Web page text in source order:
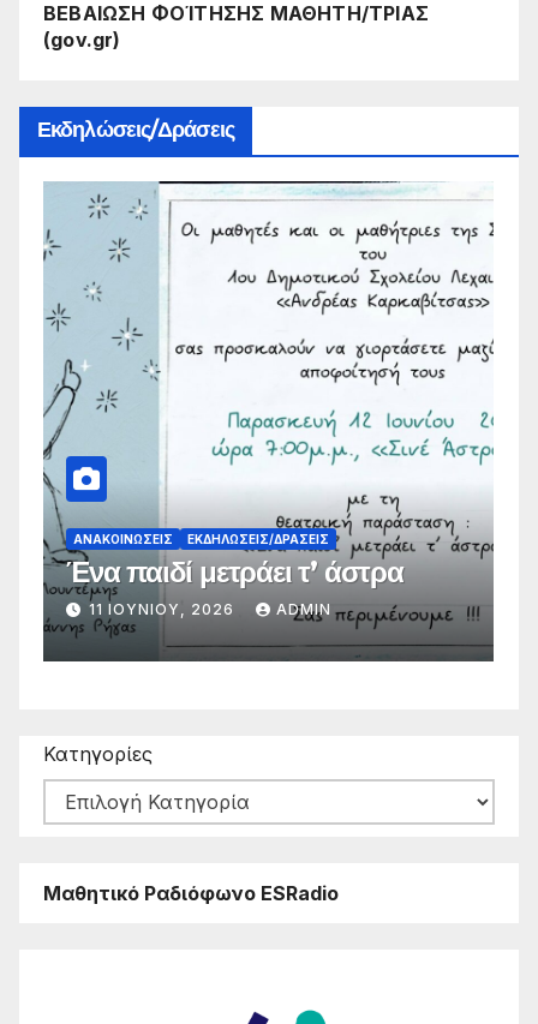
ΒΕΒΑΙΩΣΗ ΦΟΊΤΗΣΗΣ ΜΑΘΗΤΗ/ΤΡΙΑΣ
(gov.gr)
Εκδηλώσεις/Δράσεις
ΑΝΑΚΟΙΝΏΣΕΙΣ ΕΚΔΗΛΏΣΕΙΣ/ΔΡΆΣΕΙΣ
Ένα παιδί μετράει τ’ άστρα
11 ΙΟΥΝΊΟΥ, 2026 ADMIN
Κατηγορίες
Μαθητικό Ραδιόφωνο ESRadio